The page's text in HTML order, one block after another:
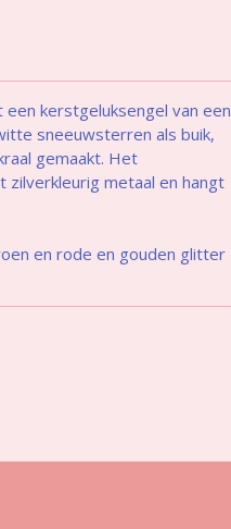
kerstgeluksengel van een
sneeuwsterren als buik,
gemaakt. Het
metaal en hangt
en rode en gouden glitter